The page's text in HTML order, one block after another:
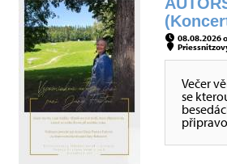
08.08.2026
Večer
se